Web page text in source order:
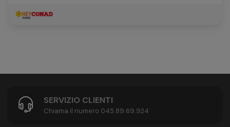
SERVIZIO CLIENTI
Chiama il numero 045.89.69.924